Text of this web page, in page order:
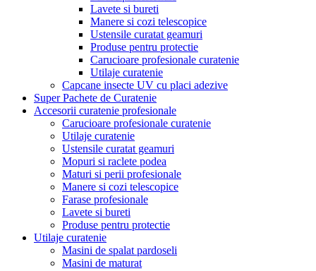
Lavete si bureti
Manere si cozi telescopice
Ustensile curatat geamuri
Produse pentru protectie
Carucioare profesionale curatenie
Utilaje curatenie
Capcane insecte UV cu placi adezive
Super Pachete de Curatenie
Accesorii curatenie profesionale
Carucioare profesionale curatenie
Utilaje curatenie
Ustensile curatat geamuri
Mopuri si raclete podea
Maturi si perii profesionale
Manere si cozi telescopice
Farase profesionale
Lavete si bureti
Produse pentru protectie
Utilaje curatenie
Masini de spalat pardoseli
Masini de maturat